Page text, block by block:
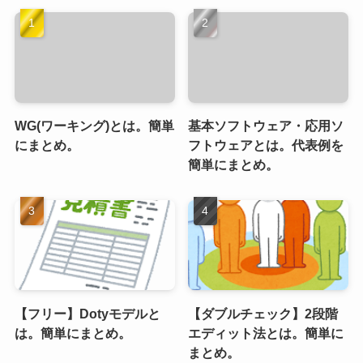
WG(ワーキング)とは。簡単
にまとめ。
基本ソフトウェア・応用ソ
フトウェアとは。代表例を
簡単にまとめ。
【フリー】Dotyモデルと
は。簡単にまとめ。
【ダブルチェック】2段階
エディット法とは。簡単に
まとめ。